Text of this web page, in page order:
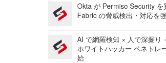
Okta が Permiso Security
Fabric の脅威検出・対応を
AI で網羅検知 × 人で深掘り
ホワイトハッカー ペネトレ
始